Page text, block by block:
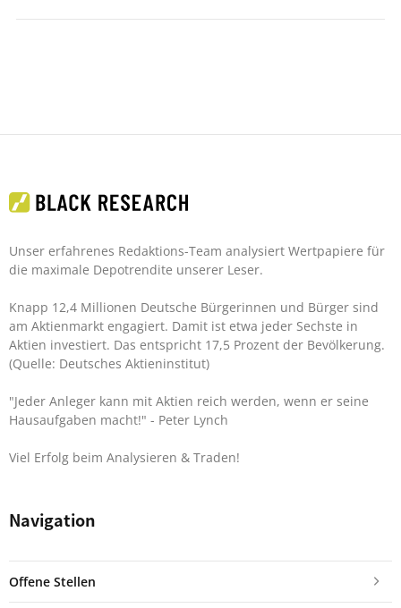
Unser erfahrenes Redaktions-Team analysiert Wertpapiere für
die maximale Depotrendite unserer Leser.
Knapp 12,4 Millionen Deutsche Bürgerinnen und Bürger sind
am Aktienmarkt engagiert. Damit ist etwa jeder Sechste in
Aktien investiert. Das entspricht 17,5 Prozent der Bevölkerung.
(Quelle: Deutsches Aktieninstitut)
"Jeder Anleger kann mit Aktien reich werden, wenn er seine
Hausaufgaben macht!" - Peter Lynch
Viel Erfolg beim Analysieren & Traden!
Navigation
Offene Stellen